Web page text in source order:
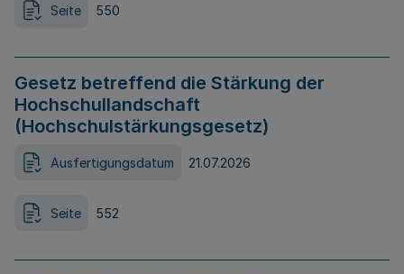
Seite 550
Gesetz betreffend die Stärkung der
Hochschullandschaft
(Hochschulstärkungsgesetz)
Ausfertigungsdatum 21.07.2026
Seite 552